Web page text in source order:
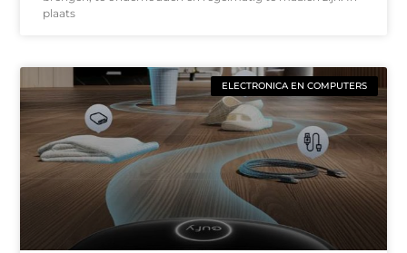
plaats
ELECTRONICA EN COMPUTERS